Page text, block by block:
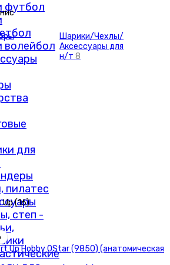
футбол
волейбол
для
пилатес
степ -
Шарики/Чехлы/
Аксессуары для
н/т8
(16)